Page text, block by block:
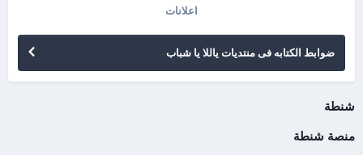
اعلانات
ضوابط الكتابه فى منتديات ياللا يا شباب
شنطة
منصة شنطة